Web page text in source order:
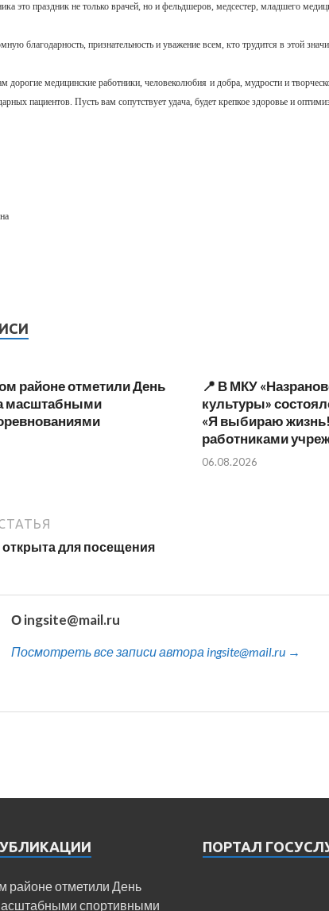
это праздник не только врачей, но и фельдшеров, медсестер, младшего
благодарность, признательность и уважение всем, кто трудится в этой
дорогие медицинские работники, человеколюбия и добра, мудрости и
пациентов. Пусть вам сопутствует удача, будет крепкое здоровье и
районе отметили День
масштабными
📍 В МКУ
культуры»
«Я выбираю
работниками
06.08.2026
для посещения
О ingsite@mail.ru
Посмотреть все записи автора ingsite@mail.ru →
районе отметили День
спортивными
ПОРТАЛ